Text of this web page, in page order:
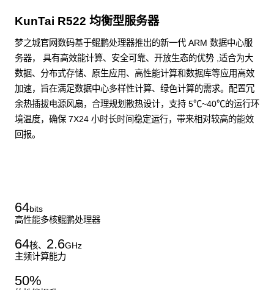
KunTai R522 均衡型服务器
梦之城官网数码基于鲲鹏处理器推出的新一代 ARM 数据中心服
务器， 具有高效能计算、安全可靠、开放生态的优势 ,适合为大
数据、分布式存储、原生应用、高性能计算和数据库等应用高效
加速，旨在满足数据中心多样性计算、绿色计算的需求。配置冗
余热插拔电源风扇，合理规划散热设计，支持 5℃~40℃的运行环
境温度，确保 7X24 小时长时间稳定运行，带来相对较高的能效
回报。
64bits
高性能多核鲲鹏处理器
64核、 2.6GHz
主频计算能力
50%